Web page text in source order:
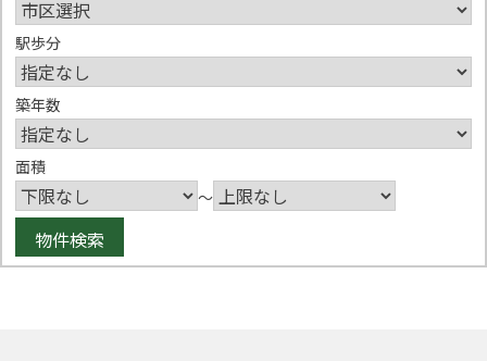
駅歩分
築年数
面積
～